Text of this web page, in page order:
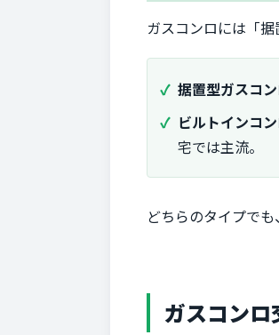
ガスコンロには「
据置型ガスコ
ビルトインコ
宅では主流。
どちらのタイプで
ガスコン